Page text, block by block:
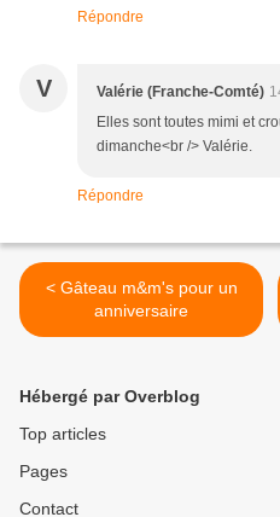
Répondre
V Valérie (Franche-Comté)
Elles sont toutes mimi et
dimanche<br /> Valérie.
Répondre
< Gâteau m&m's pour un
anniversaire
Hébergé par Overblog
Top articles
Pages
Contact